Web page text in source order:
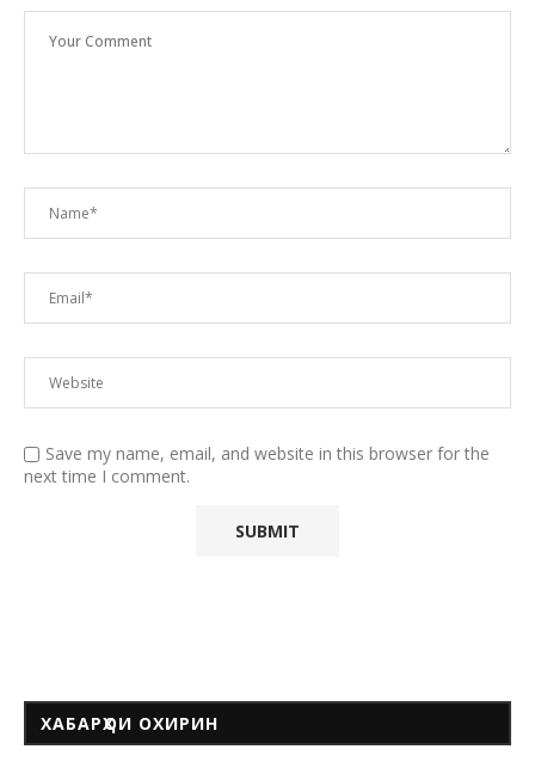
Save my name, email, and website in this browser for the
next time I comment.
ХАБАРҲОИ ОХИРИН